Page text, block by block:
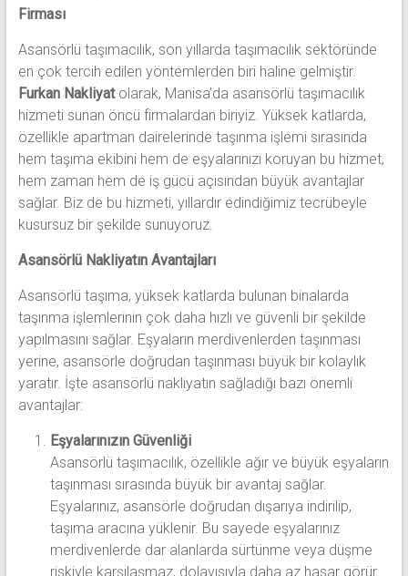
Firması
Asansörlü taşımacılık, son yıllarda taşımacılık sektöründe
en çok tercih edilen yöntemlerden biri haline gelmiştir.
Furkan Nakliyatolarak, Manisa’da asansörlü taşımacılık
hizmeti sunan öncü firmalardan biriyiz. Yüksek katlarda,
özellikle apartman dairelerinde taşınma işlemi sırasında
hem taşıma ekibini hem de eşyalarınızı koruyan bu hizmet,
hem zaman hem de iş gücü açısından büyük avantajlar
sağlar. Biz de bu hizmeti, yıllardır edindiğimiz tecrübeyle
kusursuz bir şekilde sunuyoruz.
Asansörlü Nakliyatın Avantajları
Asansörlü taşıma, yüksek katlarda bulunan binalarda
taşınma işlemlerinin çok daha hızlı ve güvenli bir şekilde
yapılmasını sağlar. Eşyaların merdivenlerden taşınması
yerine, asansörle doğrudan taşınması büyük bir kolaylık
yaratır. İşte asansörlü nakliyatın sağladığı bazı önemli
avantajlar:
Eşyalarınızın Güvenliği
Asansörlü taşımacılık, özellikle ağır ve büyük eşyaların
taşınması sırasında büyük bir avantaj sağlar.
Eşyalarınız, asansörle doğrudan dışarıya indirilip,
taşıma aracına yüklenir. Bu sayede eşyalarınız
merdivenlerde dar alanlarda sürtünme veya düşme
riskiyle karşılaşmaz, dolayısıyla daha az hasar görür.